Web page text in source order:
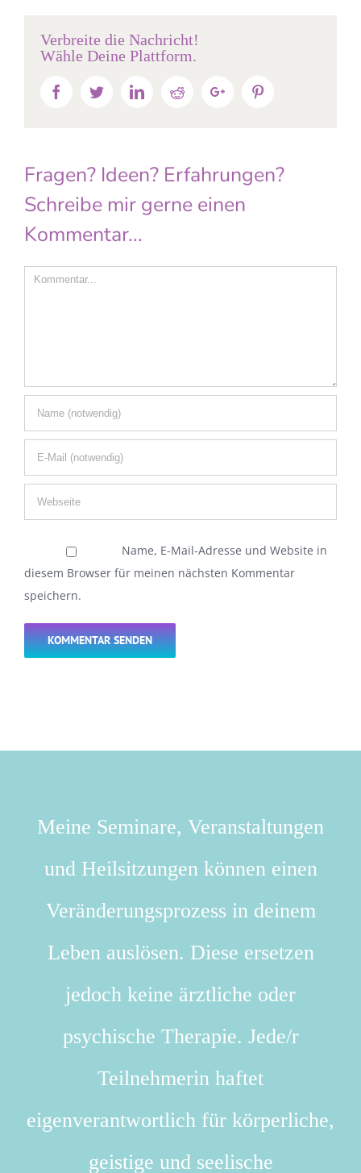
Verbreite die Nachricht!
Wähle Deine Plattform.
FacebookTwitterLinkedinRedditGoogle+
Fragen? Ideen? Erfahrungen?
Schreibe mir gerne einen
Kommentar...
Comment
Name, E-Mail-Adresse und Website in
diesem Browser für meinen nächsten Kommentar
speichern.
Meine Seminare, Veranstaltungen
und Heilsitzungen können einen
Veränderungsprozess in deinem
Leben auslösen. Diese ersetzen
jedoch keine ärztliche oder
psychische Therapie. Jede/r
Teilnehmerin haftet
eigenverantwortlich für körperliche,
geistige und seelische